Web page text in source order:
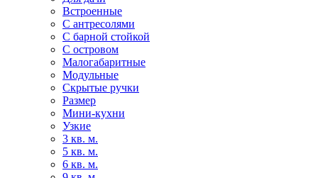
Встроенные
С антресолями
С барной стойкой
С островом
Малогабаритные
Модульные
Скрытые ручки
Размер
Мини-кухни
Узкие
3 кв. м.
5 кв. м.
6 кв. м.